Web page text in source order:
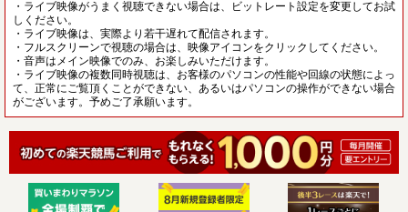
・ライブ映像がうまく視聴できない場合は、ビットレート設定を変更してお試
しください。
・ライブ映像は、実際より若干遅れて配信されます。
・フルスクリーンで視聴の場合は、映像アイコンをクリックしてください。
・音声はメイン映像でのみ、お楽しみいただけます。
・ライブ映像の複数同時視聴は、お客様のパソコンの性能や回線の状態によっ
て、正常にご覧頂くことができない、あるいはパソコンの操作ができない場合
がございます。予めご了承願います。